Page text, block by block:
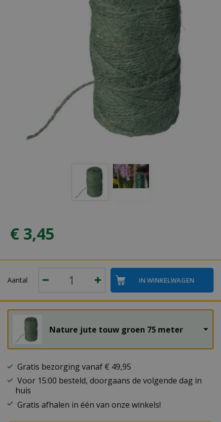
€ 3,45
Aantal
Nature jute touw groen 75 meter
Gratis bezorging vanaf € 49,95
Voor 15:00 besteld, doorgaans de volgende dag in
huis
Gratis afhalen in één van onze winkels!